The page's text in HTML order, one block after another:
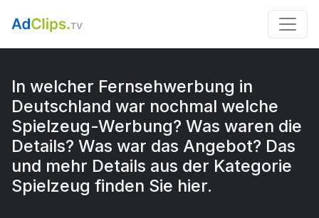
In welcher Fernsehwerbung in
Deutschland war nochmal welche
Spielzeug-Werbung? Was waren die
Details? Was war das Angebot? Das
und mehr Details aus der Kategorie
Spielzeug finden Sie hier.